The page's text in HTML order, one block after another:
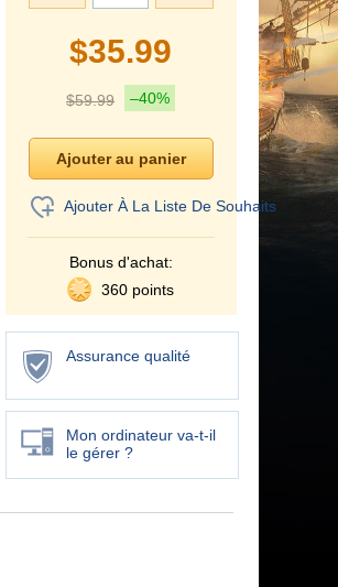
$35.99
$59.99 –40%
Ajouter À La Liste De Souhaits
Bonus d'achat:
360 points
Assurance qualité
Mon ordinateur va-t-il
le gérer ?